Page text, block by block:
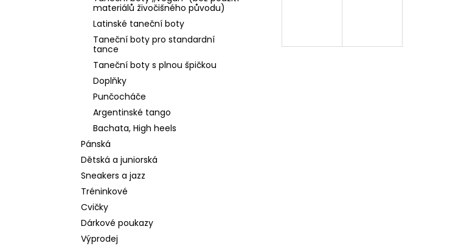
materiálů živočišného původu)
Latinské taneční boty
Taneční boty pro standardní
tance
Taneční boty s plnou špičkou
Doplňky
Punčocháče
Argentinské tango
Bachata, High heels
Pánská
Dětská a juniorská
Sneakers a jazz
Tréninkové
Cvičky
Dárkové poukazy
Výprodej
2 590 Kč